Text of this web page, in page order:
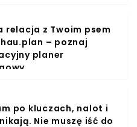
relacja z Twoim psem
– poznaj
planer
po kluczach, nalot i
Nie muszę iść do